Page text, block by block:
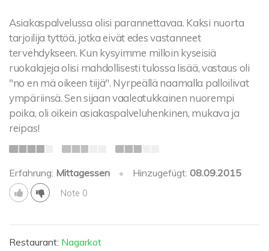
Asiakaspalvelussa olisi parannettavaa. Kaksi nuorta
tarjoilija tyttöä, jotka eivät edes vastanneet
tervehdykseen. Kun kysyimme milloin kyseisiä
ruokalajeja olisi mahdollisesti tulossa lisää, vastaus oli
"no en mä oikeen tiijä". Nyrpeällä naamalla palloilivat
ympäriinsä. Sen sijaan vaaleatukkainen nuorempi
poika, oli oikein asiakaspalveluhenkinen, mukava ja
reipas!
Erfahrung: Mittagessen • Hinzugefügt:08.09.2015
Note 0
Restaurant: Nagarkot